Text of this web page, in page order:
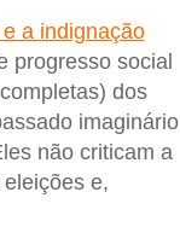
a indignação
progresso social
dos
imaginário
não criticam a
e,